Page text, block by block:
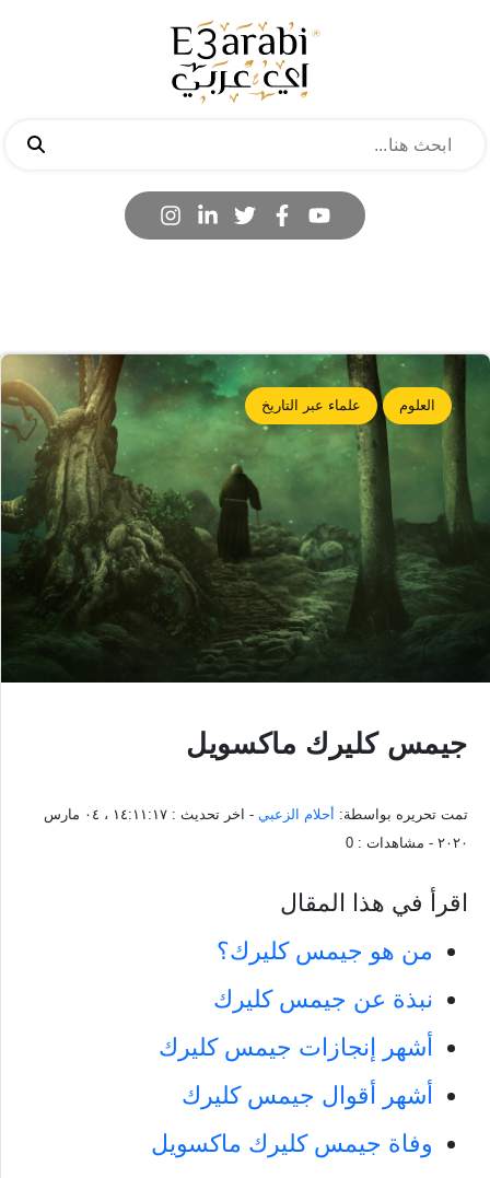
العلوم علماء عبر التاريخ
جيمس كليرك ماكسويل
تمت تحريره بواسطة: أحلام الزعبي - اخر تحديث :
١٤:١١:١٧ ، ٠٤ مارس
٢٠٢٠ - مشاهدات : 0
اقرأ في هذا المقال
من هو جيمس كليرك؟
نبذة عن جيمس كليرك
أشهر إنجازات جيمس كليرك
أشهر أقوال جيمس كليرك
وفاة جيمس كليرك ماكسويل